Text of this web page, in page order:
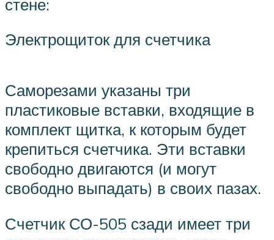
стене:
Электрощиток для счетчика
Саморезами указаны три
пластиковые вставки, входящие в
комплект щитка, к которым будет
крепиться счетчика. Эти вставки
свободно двигаются (и могут
свободно выпадать) в своих пазах.
Счетчик СО-505 сзади имеет три